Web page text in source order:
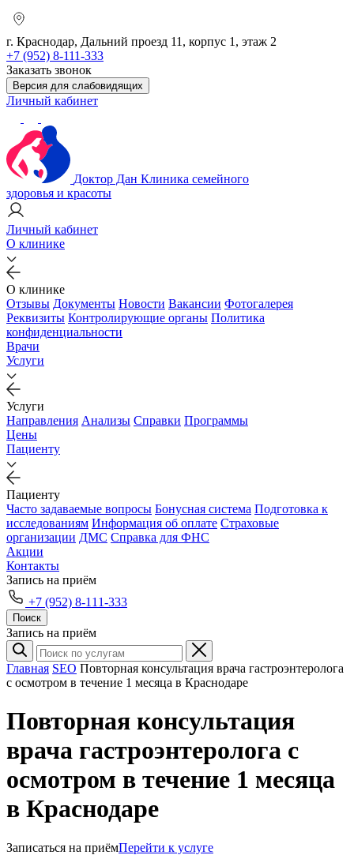
г. Краснодар, Дальний проезд 11, корпус 1, этаж 2
+7 (952) 8-111-333
Заказать звонок
Версия для слабовидящих
Личный кабинет
Доктор Дан Клиника семейного
здоровья и красоты
Личный кабинет
О клинике
О клинике
Отзывы Документы Новости Вакансии Фотогалерея
Реквизиты Контролирующие органы Политика
конфиденциальности
Врачи
Услуги
Услуги
Направления Анализы Справки Программы
Цены
Пациенту
Пациенту
Часто задаваемые вопросы Бонусная система Подготовка к
исследованиям Информация об оплате Страховые
организации ДМС Справка для ФНС
Акции
Контакты
Запись на приём
+7 (952) 8-111-333
Поиск
Запись на приём
Главная SEO Повторная консультация врача гастроэнтеролога
с осмотром в течение 1 месяца в Краснодаре
Повторная консультация
врача гастроэнтеролога с
осмотром в течение 1 месяца
в Краснодаре
Записаться на приёмПерейти к услуге